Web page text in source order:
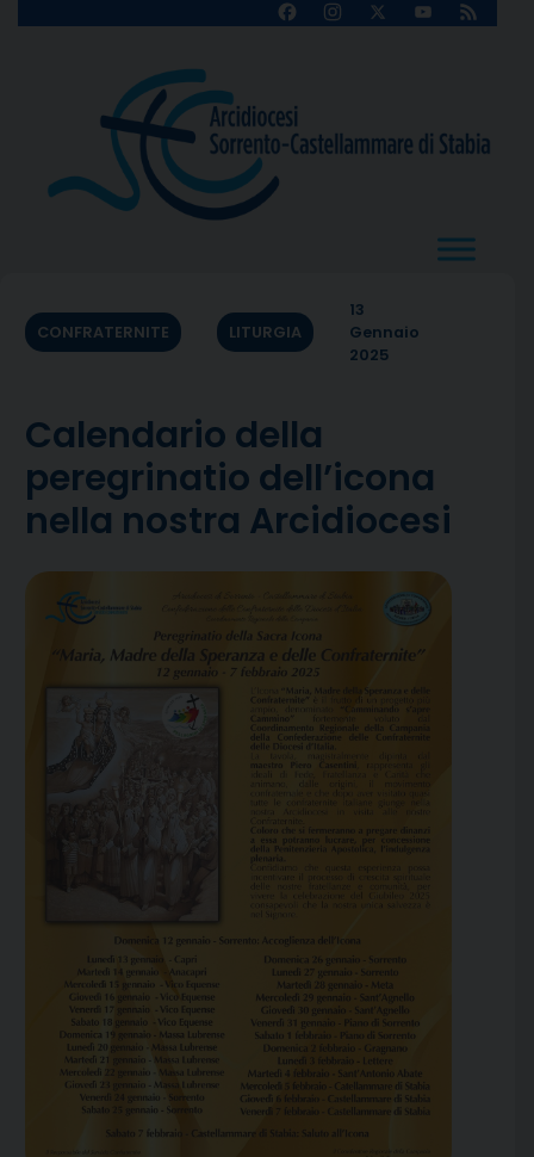
FacebookInstagram
X
YouTube
Feed
CONFRATERNITE LITURGIA
13
Gennaio
2025
Calendario della
peregrinatio dell’icona
nella nostra Arcidiocesi